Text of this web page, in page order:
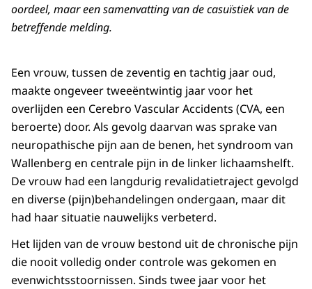
oordeel, maar een samenvatting van de casuïstiek van de
betreffende melding.
Een vrouw, tussen de zeventig en tachtig jaar oud,
maakte ongeveer tweeëntwintig jaar voor het
overlijden een Cerebro Vascular Accidents (CVA, een
beroerte) door. Als gevolg daarvan was sprake van
neuropathische pijn aan de benen, het syndroom van
Wallenberg en centrale pijn in de linker lichaamshelft.
De vrouw had een langdurig revalidatietraject gevolgd
en diverse (pijn)behandelingen ondergaan, maar dit
had haar situatie nauwelijks verbeterd.
Het lijden van de vrouw bestond uit de chronische pijn
die nooit volledig onder controle was gekomen en
evenwichtsstoornissen. Sinds twee jaar voor het